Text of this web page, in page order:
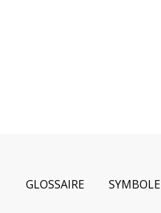
GLOSSAIRE SYMBOLE